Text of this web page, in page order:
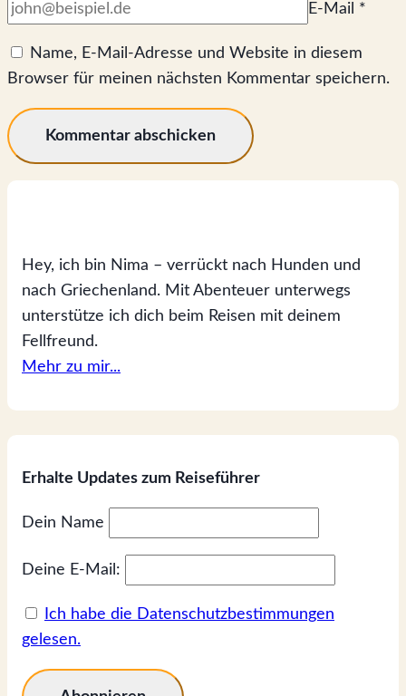
E-Mail *
Name, E-Mail-Adresse und Website in diesem
Browser für meinen nächsten Kommentar speichern.
Hey, ich bin Nima – verrückt nach Hunden und
nach Griechenland. Mit Abenteuer unterwegs
unterstütze ich dich beim Reisen mit deinem
Fellfreund.
Mehr zu mir...
Erhalte Updates zum Reiseführer
Dein Name
Deine E-Mail:
Ich habe die Datenschutzbestimmungen
gelesen.